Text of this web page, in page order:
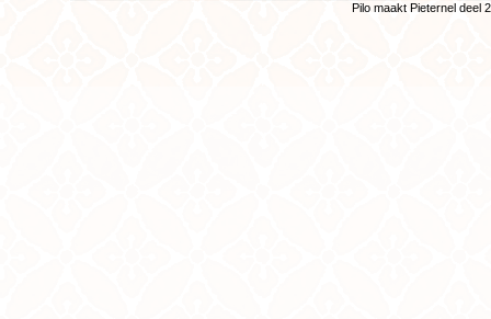
Pilo maakt Pieternel deel 2